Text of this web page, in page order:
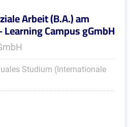
Arbeit (B.A.) am
Campus gGmbH
Studium (Internationale